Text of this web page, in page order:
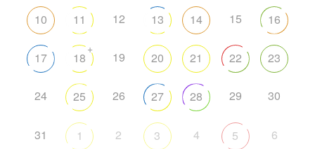
10 11 12 13 14 15 16
17 18
+
19 20 21 22 23
24 25 26 27 28 29 30
31 1 2 3 4 5 6